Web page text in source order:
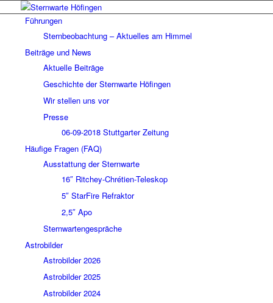
Führungen
Sternbeobachtung – Aktuelles am Himmel
Beiträge und News
Aktuelle Beiträge
Geschichte der Sternwarte Höfingen
Wir stellen uns vor
Presse
06-09-2018 Stuttgarter Zeitung
Häufige Fragen (FAQ)
Ausstattung der Sternwarte
16″ Ritchey-Chrétien-Teleskop
5″ StarFire Refraktor
2,5″ Apo
Sternwartengespräche
Astrobilder
Astrobilder 2026
Astrobilder 2025
Astrobilder 2024